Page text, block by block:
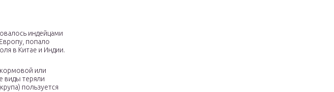
индейцами
попало
в Китае и Индии.
кормовой или
виды теряли
пользуется